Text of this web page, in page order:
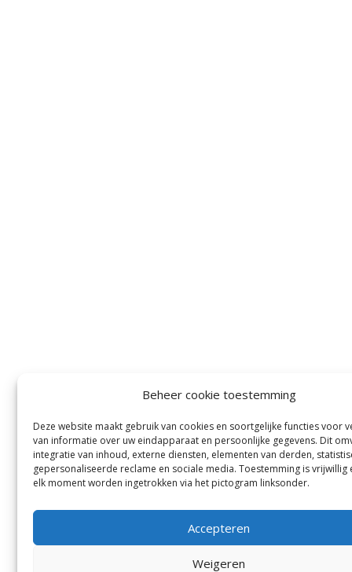
Beheer cookie toestemming
Deze website maakt gebruik van cookies en soortgelijke functies voor
van informatie over uw eindapparaat en persoonlijke gegevens. Dit
integratie van inhoud, externe diensten, elementen van derden,
gepersonaliseerde reclame en sociale media. Toestemming is vrijwillig
elk moment worden ingetrokken via het pictogram linksonder.
Accepteren
Weigeren